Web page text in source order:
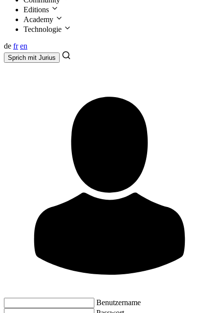
Editions
Academy
Technologie
de fr en
Sprich mit Jurius
Benutzername